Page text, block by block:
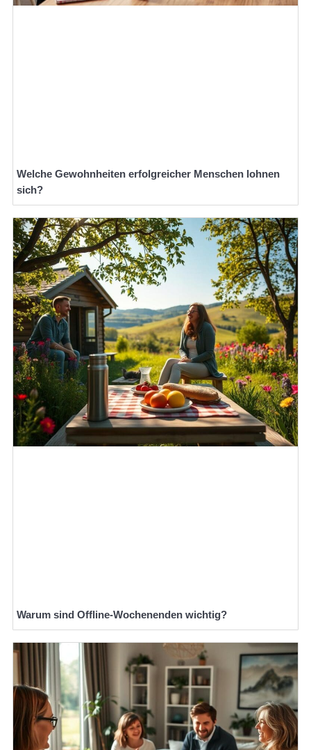
Welche Gewohnheiten erfolgreicher Menschen lohnen
sich?
Warum sind Offline-Wochenenden wichtig?